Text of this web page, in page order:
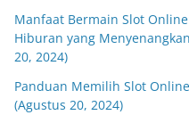
Manfaat Bermain Slot
Hiburan yang
20, 2024)
Panduan Memilih Slot
(Agustus 20, 2024)